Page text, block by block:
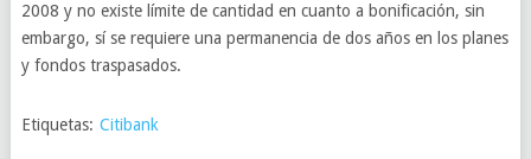
2008 y no existe límite de cantidad en cuanto a bonificación, sin
embargo, sí se requiere una permanencia de dos años en los planes
y fondos traspasados.
Etiquetas: Citibank